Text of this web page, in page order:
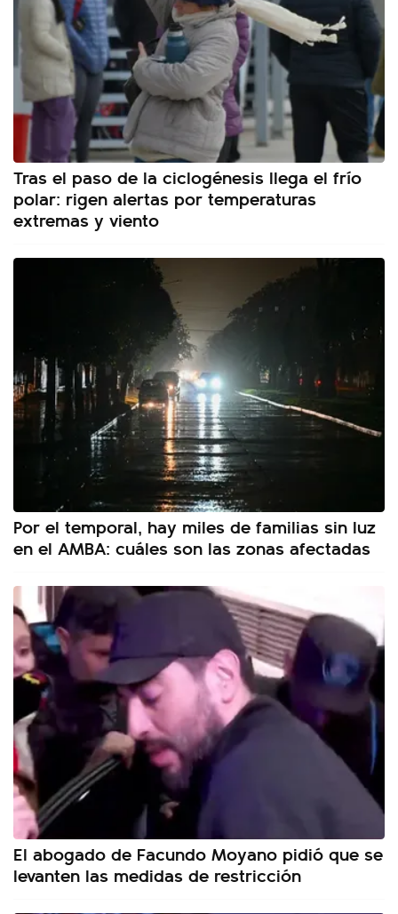
Tras el paso de la ciclogénesis llega el frío
polar: rigen alertas por temperaturas
extremas y viento
Por el temporal, hay miles de familias sin luz
en el AMBA: cuáles son las zonas afectadas
El abogado de Facundo Moyano pidió que se
levanten las medidas de restricción